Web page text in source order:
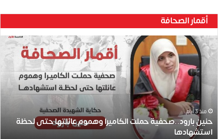
أقمار الصحافة
حنين
بارود..صحفية
حملت
وهموم
عائلتها
حتى
لحظة
استشهادها
منذ 3 أيام
حنين بارود..صحفية حملت الكاميرا وهموم عائلتها حتى لحظة
استشهادها